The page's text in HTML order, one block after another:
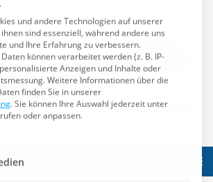
und andere Technologien auf unserer
sind essenziell, während andere uns
und Ihre Erfahrung zu verbessern.
können verarbeitet werden (z. B. IP-
Anzeigen und Inhalte oder
Weitere Informationen über die
finden Sie in unserer
. Sie können Ihre Auswahl jederzeit unter
oder anpassen.
der Service-Gruppen, für die eine